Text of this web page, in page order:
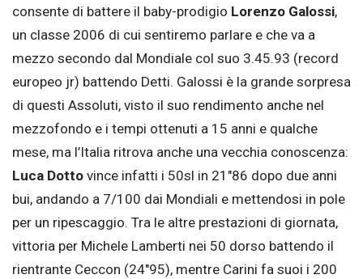
consente di battere il baby-prodigio Lorenzo Galossi,
un classe 2006 di cui sentiremo parlare e che va a
mezzo secondo dal Mondiale col suo 3.45.93 (record
europeo jr) battendo Detti. Galossi è la grande sorpresa
di questi Assoluti, visto il suo rendimento anche nel
mezzofondo e i tempi ottenuti a 15 anni e qualche
mese, ma l’Italia ritrova anche una vecchia conoscenza:
Luca Dotto vince infatti i 50sl in 21″86 dopo due anni
bui, andando a 7/100 dai Mondiali e mettendosi in pole
per un ripescaggio. Tra le altre prestazioni di giornata,
vittoria per Michele Lamberti nei 50 dorso battendo il
rientrante Ceccon (24″95), mentre Carini fa suoi i 200